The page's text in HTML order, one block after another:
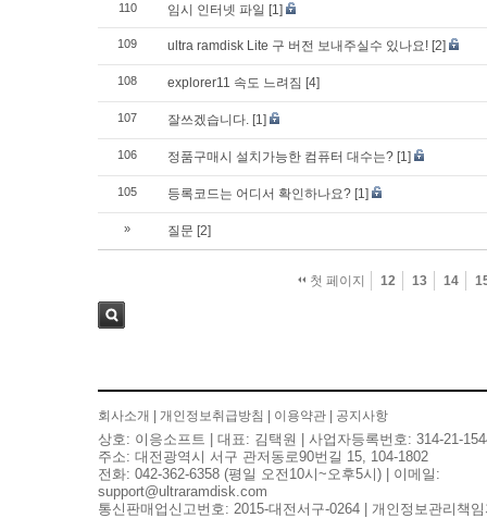
110 임시 인터넷 파일 [1]
109 ultra ramdisk Lite 구 버전 보내주실수 있나요! [2]
108 explorer11 속도 느려짐 [4]
107 잘쓰겠습니다. [1]
106 정품구매시 설치가능한 컴퓨터 대수는? [1]
105 등록코드는 어디서 확인하나요? [1]
» 질문 [2]
첫 페이지 12 13 14
회사소개 개인정보취급방침 이용약관 공지사항
상호: 이응소프트 | 대표: 김택원 | 사업자등록번호: 314-21-
주소: 대전광역시 서구 관저동로90번길 15, 104-1802
전화: 042-362-6358 (평일 오전10시~오후5시) | 이메일:
support@ultraramdisk.com
통신판매업신고번호: 2015-대전서구-0264 | 개인정보관리책